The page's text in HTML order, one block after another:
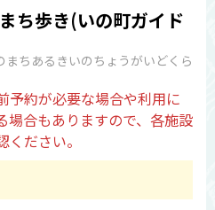
ち歩き(いの町ガイド
ちあるきいのちょうがいどくら
約が必要な場合や利用に
場合もありますので、各施設
ださい。